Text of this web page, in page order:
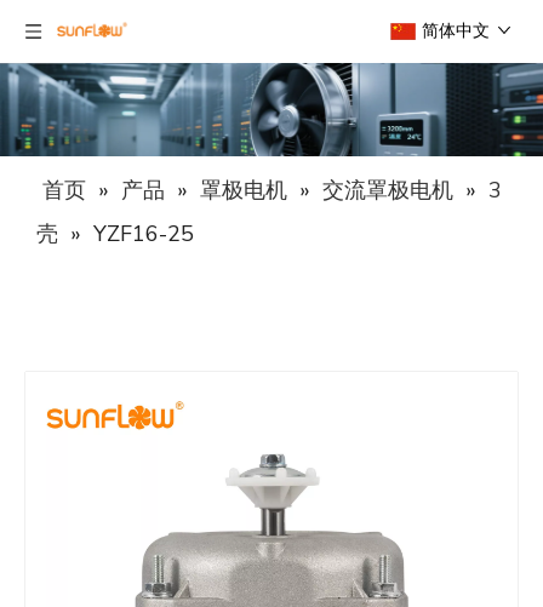
简体中文
首页 » 产品 » 罩极电机 » 交流罩极电机 » 3
壳 » YZF16-25